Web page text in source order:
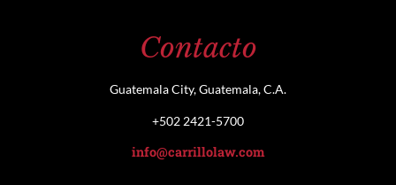
Contacto
Guatemala City, Guatemala, C.A.
+502 2421-5700
info@carrillolaw.com